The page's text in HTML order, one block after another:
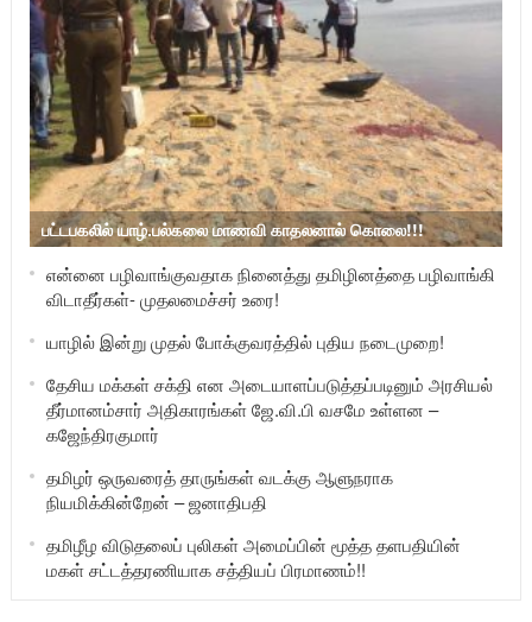
பட்டபகலில் யாழ்.பல்கலை மாணவி காதலனால் கொலை!!!
என்னை பழிவாங்குவதாக நினைத்து தமிழினத்தை பழிவாங்கி
விடாதீர்கள்- முதலமைச்சர் உரை!
யாழில் இன்று முதல் போக்குவரத்தில் புதிய நடைமுறை!
தேசிய மக்கள் சக்தி என அடையாளப்படுத்தப்படினும் அரசியல்
தீர்மானம்சார் அதிகாரங்கள் ஜே.வி.பி வசமே உள்ளன –
கஜேந்திரகுமார்
தமிழர் ஒருவரைத் தாருங்கள் வடக்கு ஆளுநராக
நியமிக்கின்றேன் – ஜனாதிபதி
தமிழீழ விடுதலைப் புலிகள் அமைப்பின் மூத்த தளபதியின்
மகள் சட்டத்தரணியாக சத்தியப் பிரமாணம்!!